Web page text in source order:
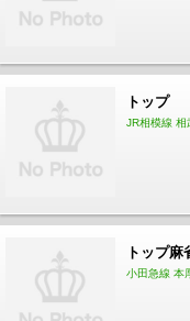
トップ
JR相模線
トップ麻
小田急線 本